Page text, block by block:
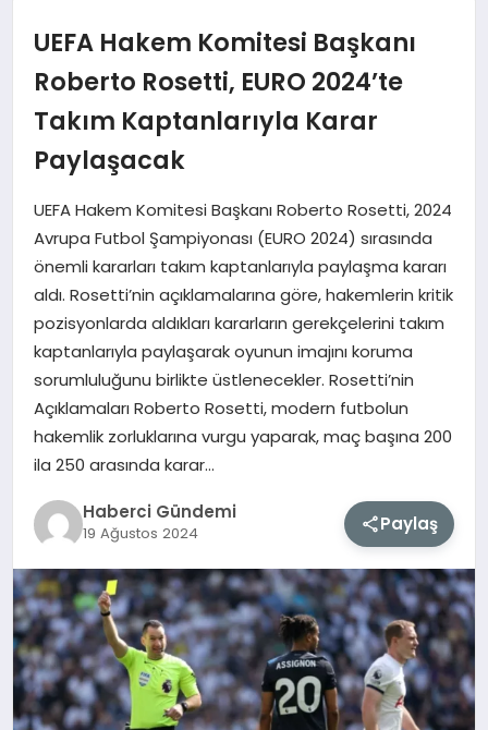
DÜNYA
MAGAZIN
EĞITIM
SAĞLIK
TEKNOLOJI
UEFA Hakem Komitesi Başkanı
Roberto Rosetti, EURO 2024’te
Takım Kaptanlarıyla Karar
Paylaşacak
UEFA Hakem Komitesi Başkanı Roberto Rosetti, 2024
Avrupa Futbol Şampiyonası (EURO 2024) sırasında
önemli kararları takım kaptanlarıyla paylaşma kararı
aldı. Rosetti’nin açıklamalarına göre, hakemlerin kritik
pozisyonlarda aldıkları kararların gerekçelerini takım
kaptanlarıyla paylaşarak oyunun imajını koruma
sorumluluğunu birlikte üstlenecekler. Rosetti’nin
Açıklamaları Roberto Rosetti, modern futbolun
hakemlik zorluklarına vurgu yaparak, maç başına 200
ila 250 arasında karar…
Haberci Gündemi
19 Ağustos 2024 Paylaş